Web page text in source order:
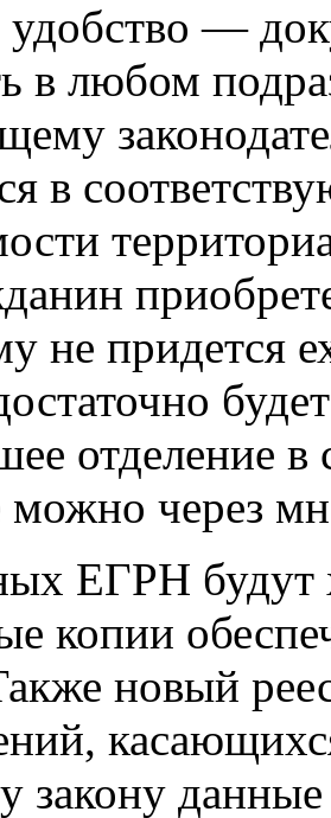
—
в любом
в
не придется
отделение в
можно через
ЕГРН будут
копии
новый
закону данные